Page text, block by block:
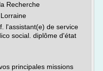
Recherche
l'assistant(e) de service
social. diplôme d'état
principales missions